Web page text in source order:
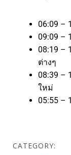
06:09 –
09:09 –
08:19 –
ต่างๆ
08:39 –
ใหม่
05:55 –
CATEGORY: